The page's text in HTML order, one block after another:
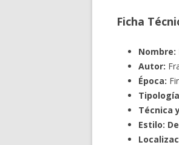
Ficha
Nombre:
Autor:
Época:
Técnica
Estilo: